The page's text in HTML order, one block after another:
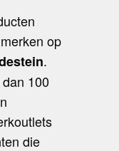
op
.
100
die